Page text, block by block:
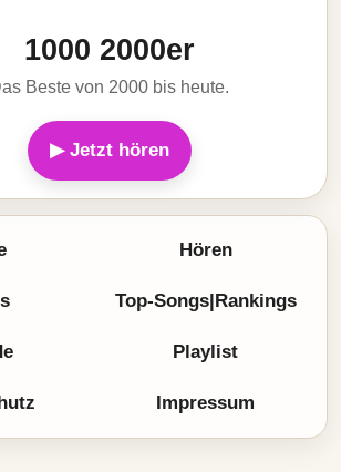
1000 2000er
Beste von 2000 bis heute.
▶ Jetzt hören
Hören
Top-Songs|Rankings
Playlist
Impressum